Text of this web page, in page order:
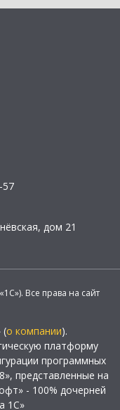
57
дом 21
Все права на сайт
(о компании).
платформу
программных
представленные на
- 100% дочерней
1С»